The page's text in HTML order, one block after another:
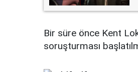
Bir süre önce Kent
soruşturması